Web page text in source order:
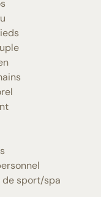
de sport/spa